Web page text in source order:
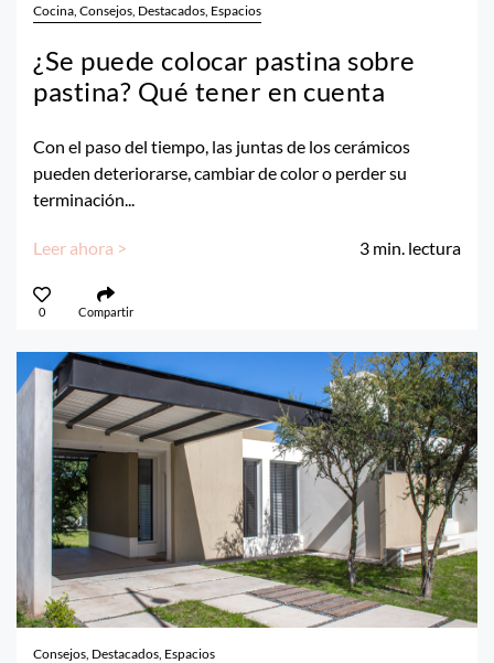
Cocina, Consejos, Destacados, Espacios
¿Se puede colocar pastina sobre
pastina? Qué tener en cuenta
Con el paso del tiempo, las juntas de los cerámicos
pueden deteriorarse, cambiar de color o perder su
terminación...
Leer ahora > 3 min. lectura
0 Compartir
Consejos, Destacados, Espacios